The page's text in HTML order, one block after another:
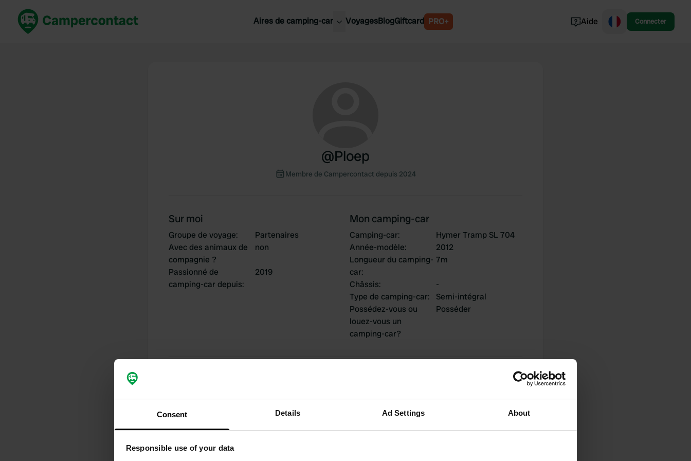
Consent Details Ad Settings About
Responsible use of your data
Aires de camping-car VoyagesBlogGiftcard PRO+ Aide Connecter
@Ploep
Membre de Campercontact depuis 2024
Sur moi
Groupe de voyage:
Partenaires
Avec des animaux de
compagnie ?
non
Passionné de
camping-car depuis:
2019
Mon camping-car
Camping-car:
Hymer Tramp SL 704
Année-modèle:
2012
Longueur du camping-
car:
7m
Châssis:
-
Type de camping-car:
Semi-intégral
Possédez-vous ou
louez-vous un
camping-car?
Posséder
Lieux